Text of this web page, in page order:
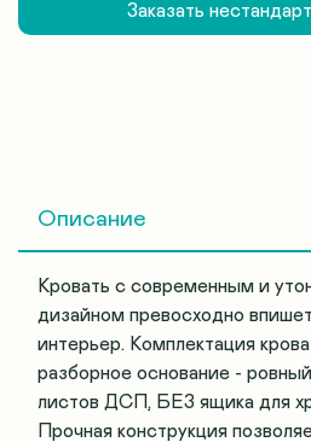
Заказать
Описание
Кровать с современным и
дизайном превосходно
интерьер. Комплектация
разборное основание -
листов ДСП, БЕЗ ящика для
Прочная конструкция